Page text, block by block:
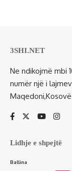
3SHI.NET
Ne ndikojmë mbi
numër një i
Lidhje e shpejtë
Ballina